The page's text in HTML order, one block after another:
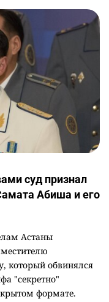
суд признал
Абиша и его
Астаны
который обвинялся
"секретно"
формате.